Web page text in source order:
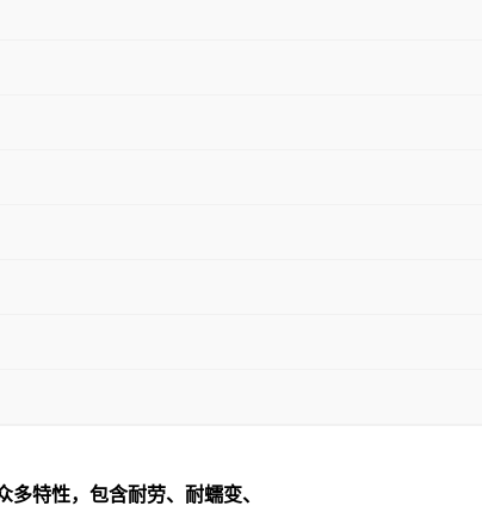
特性，包含耐劳、耐蠕变、